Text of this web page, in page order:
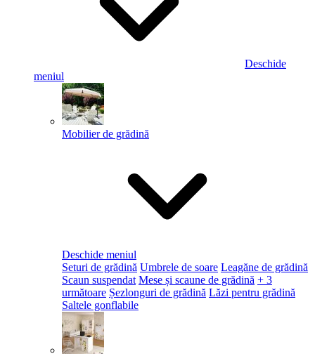
Deschide
meniul
Mobilier de grădină
Deschide meniul
Seturi de grădină Umbrele de soare Leagăne de grădină
Scaun suspendat Mese și scaune de grădină + 3
următoare Șezlonguri de grădină Lăzi pentru grădină
Saltele gonflabile